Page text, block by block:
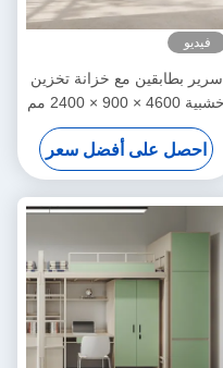
فيديو
سرير بطابقين مع خزانة تخزين
خشبية 4600 × 900 × 2400 مم
دعم التخصيص
احصل على أفضل سعر